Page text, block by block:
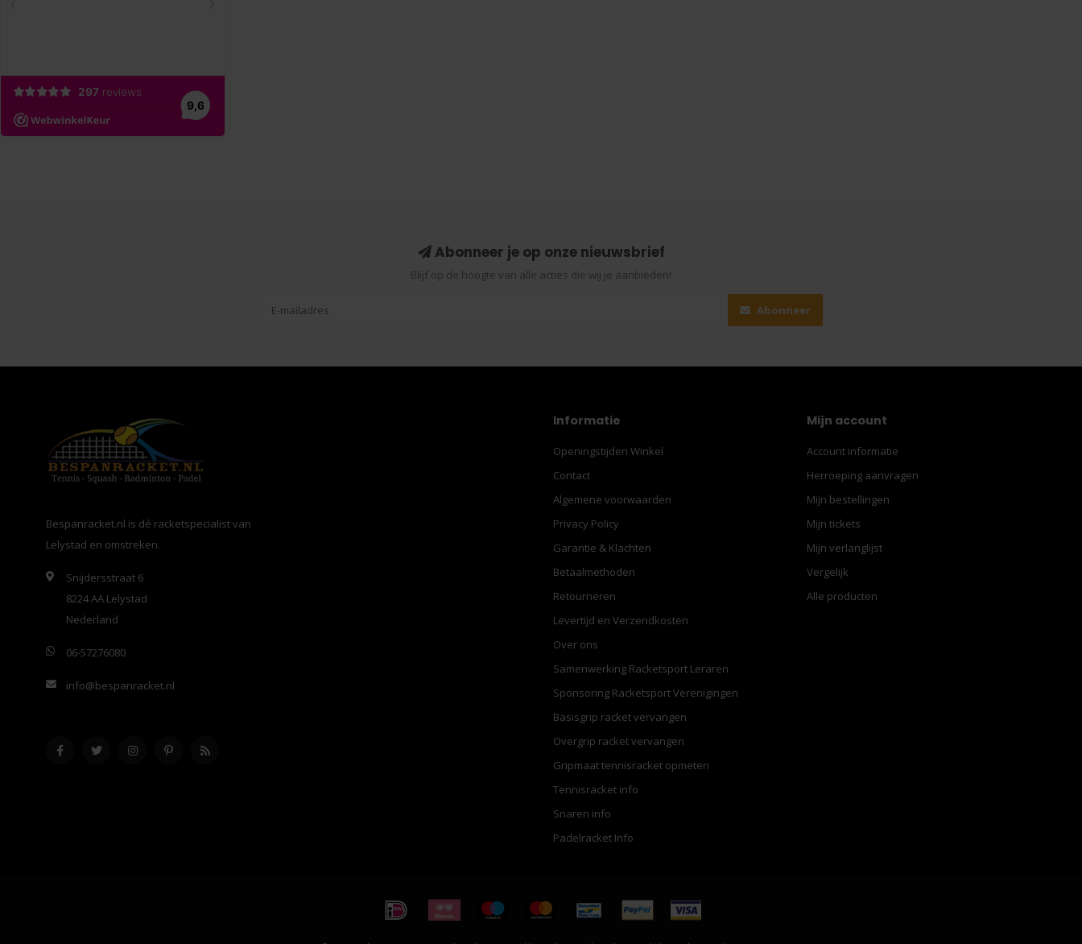
Abonneer je op onze nieuwsbrief
Blijf op de hoogte van alle acties die wij je aanbieden!
Abonneer
Bespanracket.nl is dé racketspecialist van
Lelystad en omstreken.
Snijdersstraat 6
8224 AA Lelystad
Nederland
06-57276080
info@bespanracket.nl
Informatie
Openingstijden Winkel
Contact
Algemene voorwaarden
Privacy Policy
Garantie & Klachten
Betaalmethoden
Retourneren
Levertijd en Verzendkosten
Over ons
Samenwerking Racketsport Leraren
Sponsoring Racketsport Verenigingen
Basisgrip racket vervangen
Overgrip racket vervangen
Gripmaat tennisracket opmeten
Tennisracket info
Snaren info
Padelracket Info
Mijn account
Account informatie
Herroeping aanvragen
Mijn bestellingen
Mijn tickets
Mijn verlanglijst
Vergelijk
Alle producten